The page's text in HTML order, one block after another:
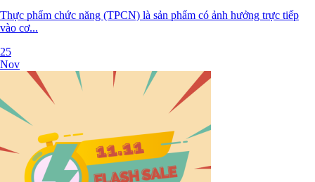
Thực phẩm chức năng (TPCN) là sản phẩm có ảnh hưởng trực tiếp
vào cơ...
25
Nov